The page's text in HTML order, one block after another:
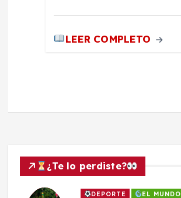
LEER COMPLETO
¿Te lo perdiste?
DEPORTE EL MUNDO